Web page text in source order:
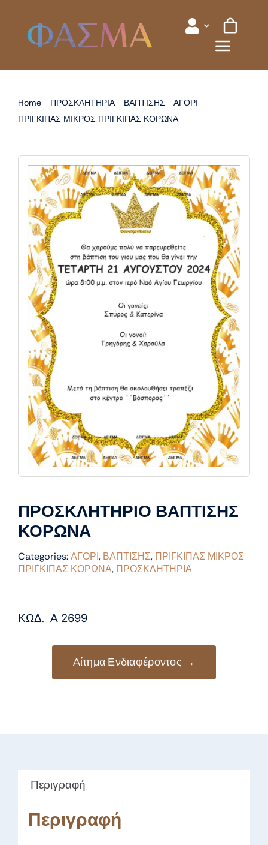
content
Home ΠΡΟΣΚΛΗΤΗΡΙΑ ΒΑΠΤΙΣΗΣ
ΑΓΟΡΙ
ΠΡΙΓΚΙΠΑΣ ΜΙΚΡΟΣ ΠΡΙΓΚΙΠΑΣ ΚΟΡΩΝΑ
ΠΡΟΣΚΛΗΤΗΡΙΟ ΒΑΠΤΙΣΗΣ
ΚΟΡΩΝΑ
Categories:ΑΓΟΡΙ, ΒΑΠΤΙΣΗΣ, ΠΡΙΓΚΙΠΑΣ ΜΙΚΡΟΣ
ΠΡΙΓΚΙΠΑΣ ΚΟΡΩΝΑ, ΠΡΟΣΚΛΗΤΗΡΙΑ
ΚΩΔ. Α 2699
Αίτημα Ενδιαφέροντος →
Περιγραφή
Περιγραφή